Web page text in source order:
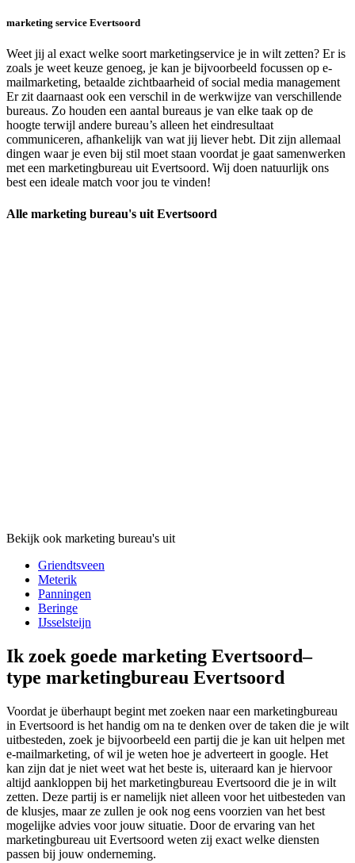
marketing service Evertsoord
Weet jij al exact welke soort marketingservice je in wilt zetten? Er is
zoals je weet keuze genoeg, je kan je bijvoorbeeld focussen op e-
mailmarketing, betaalde zichtbaarheid of social media management
Er zit daarnaast ook een verschil in de werkwijze van verschillende
bureaus. Zo houden een aantal bureaus je van elke taak op de
hoogte terwijl andere bureau’s alleen het eindresultaat
communiceren, afhankelijk van wat jij liever hebt. Dit zijn allemaal
dingen waar je even bij stil moet staan voordat je gaat samenwerken
met een marketingbureau uit Evertsoord. Wij doen natuurlijk ons
best een ideale match voor jou te vinden!
Alle marketing bureau's uit Evertsoord
Bekijk ook marketing bureau's uit
Griendtsveen
Meterik
Panningen
Beringe
IJsselsteijn
Ik zoek goede marketing Evertsoord–
type marketingbureau Evertsoord
Voordat je überhaupt begint met zoeken naar een marketingbureau
in Evertsoord is het handig om na te denken over de taken die je wilt
uitbesteden, zoek je bijvoorbeeld een partij die je kan uit helpen met
e-mailmarketing, of wil je weten hoe je adverteert in google. Het
kan zijn dat je niet weet wat het beste is, uiteraard kan je hiervoor
altijd aankloppen bij het marketingbureau Evertsoord die je in wilt
zetten. Deze partij is er namelijk niet alleen voor het uitbesteden van
de klusjes, maar ze zullen je ook nog eens voorzien van het best
mogelijke advies voor jouw situatie. Door de ervaring van het
marketingbureau uit Evertsoord weten zij exact welke diensten
passen bij jouw onderneming.